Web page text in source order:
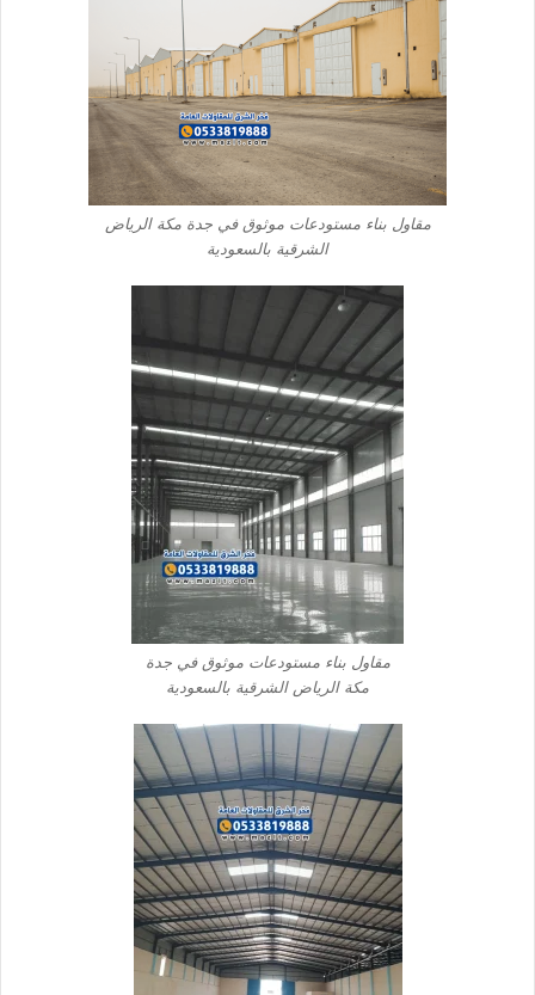
مقاول بناء مستودعات موثوق في جدة مكة الرياض
الشرقية بالسعودية
مقاول بناء مستودعات موثوق في جدة
مكة الرياض الشرقية بالسعودية